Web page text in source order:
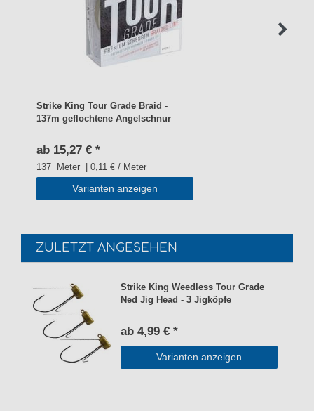
Strike King Tour Grade Braid -
137m geflochtene Angelschnur
ab 15,27 € *
137 Meter | 0,11 € / Meter
Varianten anzeigen
ZULETZT ANGESEHEN
Strike King Weedless Tour Grade
Ned Jig Head - 3 Jigköpfe
ab 4,99 € *
Varianten anzeigen